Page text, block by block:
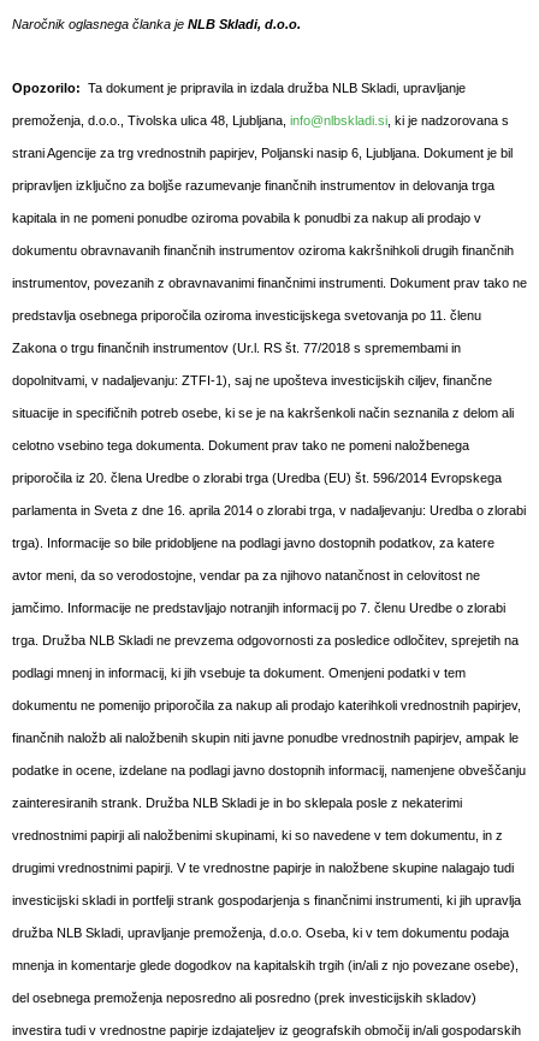
Naročnik oglasnega članka je NLB Skladi, d.o.o.
Opozorilo: Ta dokument je pripravila in izdala družba NLB Skladi, upravljanje
premoženja, d.o.o., Tivolska ulica 48, Ljubljana, info@nlbskladi.si , ki je nadzorovana s
strani Agencije za trg vrednostnih papirjev, Poljanski nasip 6, Ljubljana. Dokument je bil
pripravljen izključno za boljše razumevanje finančnih instrumentov in delovanja trga
kapitala in ne pomeni ponudbe oziroma povabila k ponudbi za nakup ali prodajo v
dokumentu obravnavanih finančnih instrumentov oziroma kakršnihkoli drugih finančnih
instrumentov, povezanih z obravnavanimi finančnimi instrumenti. Dokument prav tako ne
predstavlja osebnega priporočila oziroma investicijskega svetovanja po 11. členu
Zakona o trgu finančnih instrumentov (Ur.l. RS št. 77/2018 s spremembami in
dopolnitvami, v nadaljevanju: ZTFI-1), saj ne upošteva investicijskih ciljev, finančne
situacije in specifičnih potreb osebe, ki se je na kakršenkoli način seznanila z delom ali
celotno vsebino tega dokumenta. Dokument prav tako ne pomeni naložbenega
priporočila iz 20. člena Uredbe o zlorabi trga (Uredba (EU) št. 596/2014 Evropskega
parlamenta in Sveta z dne 16. aprila 2014 o zlorabi trga, v nadaljevanju: Uredba o zlorabi
trga). Informacije so bile pridobljene na podlagi javno dostopnih podatkov, za katere
avtor meni, da so verodostojne, vendar pa za njihovo natančnost in celovitost ne
jamčimo. Informacije ne predstavljajo notranjih informacij po 7. členu Uredbe o zlorabi
trga. Družba NLB Skladi ne prevzema odgovornosti za posledice odločitev, sprejetih na
podlagi mnenj in informacij, ki jih vsebuje ta dokument. Omenjeni podatki v tem
dokumentu ne pomenijo priporočila za nakup ali prodajo katerihkoli vrednostnih papirjev,
finančnih naložb ali naložbenih skupin niti javne ponudbe vrednostnih papirjev, ampak le
podatke in ocene, izdelane na podlagi javno dostopnih informacij, namenjene obveščanju
zainteresiranih strank. Družba NLB Skladi je in bo sklepala posle z nekaterimi
vrednostnimi papirji ali naložbenimi skupinami, ki so navedene v tem dokumentu, in z
drugimi vrednostnimi papirji. V te vrednostne papirje in naložbene skupine nalagajo tudi
investicijski skladi in portfelji strank gospodarjenja s finančnimi instrumenti, ki jih upravlja
družba NLB Skladi, upravljanje premoženja, d.o.o. Oseba, ki v tem dokumentu podaja
mnenja in komentarje glede dogodkov na kapitalskih trgih (in/ali z njo povezane osebe),
del osebnega premoženja neposredno ali posredno (prek investicijskih skladov)
investira tudi v vrednostne papirje izdajateljev iz geografskih območij in/ali gospodarskih